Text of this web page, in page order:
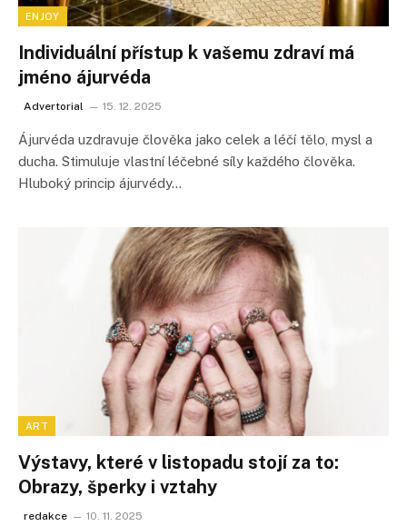
ENJOY
Individuální přístup k vašemu zdraví má
jméno ájurvéda
Advertorial 15. 12. 2025
Ájurvéda uzdravuje člověka jako celek a léčí tělo, mysl a
ducha. Stimuluje vlastní léčebné síly každého člověka.
Hluboký princip ájurvédy…
ART
Výstavy, které v listopadu stojí za to:
Obrazy, šperky i vztahy
redakce 10. 11. 2025